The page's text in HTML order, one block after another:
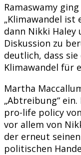
Ramaswamy
„Klimawandel ist
dann Nikki
Diskussion zu
deutlich, dass
Klimawandel für
Martha
„Abtreibung“
pro-life policy
vor allem von
der erneut
politischen